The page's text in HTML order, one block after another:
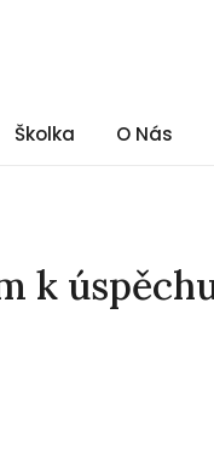
Školka O Nás
k